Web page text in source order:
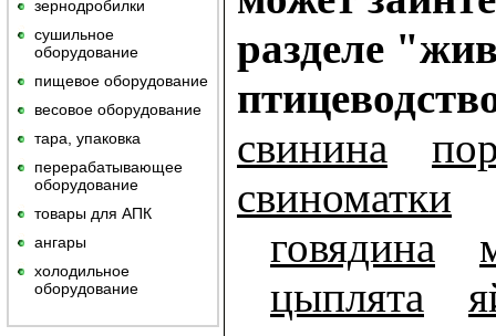
зернодробилки
сушильное
оборудование
пищевое оборудование
весовое оборудование
тара, упаковка
перерабатывающее
оборудование
товары для АПК
ангары
холодильное
оборудование
разделе
свинина
свиноматки
говядина
цыплята